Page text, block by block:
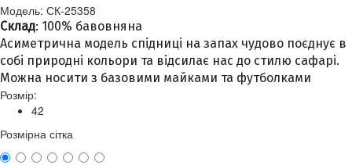
Модель: СК-25358
Склад: 100% бавовняна
Асиметрична модель спідниці на запах чудово поєднує в
собі природні кольори та відсилає нас до стилю сафарі.
Можна носити з базовими майками та футболками
Розмір:
42
Розмірна сітка